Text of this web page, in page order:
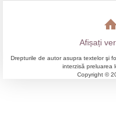
Afișați
Drepturile de autor asupra textelor şi
interzisă preluarea
Copyright ©